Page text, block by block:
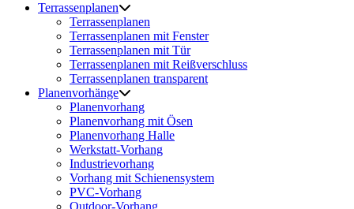
Terrassenplanen
Terrassenplanen
Terrassenplanen mit Fenster
Terrassenplanen mit Tür
Terrassenplanen mit Reißverschluss
Terrassenplanen transparent
Planenvorhänge
Planenvorhang
Planenvorhang mit Ösen
Planenvorhang Halle
Werkstatt-Vorhang
Industrievorhang
Vorhang mit Schienensystem
PVC-Vorhang
Outdoor-Vorhang